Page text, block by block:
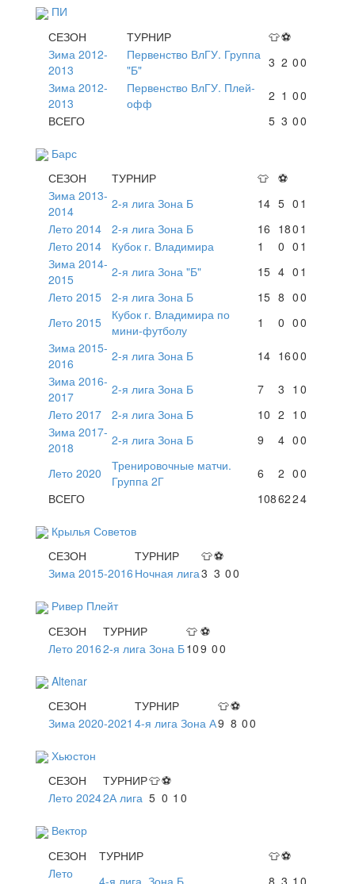
ПИ
СЕЗОН
ТУРНИР 👕⚽
Зима 2012-
2013
Первенство ВлГУ. Группа
"Б"
3 2 00
Зима 2012-
2013
Первенство ВлГУ. Плей-
офф
2 1 00
ВСЕГО
5 3 00
Барс
СЕЗОН
ТУРНИР 👕 ⚽
Зима 2013-
2014
2-я лига Зона Б 14 5 0 1
Лето 2014
2-я лига Зона Б 16 180 1
Лето 2014
Кубок г. Владимира 1 0 0 1
Зима 2014-
2015
2-я лига Зона "Б" 15 4 0 1
Лето 2015
2-я лига Зона Б 15 8 00
Лето 2015
Кубок г. Владимира по
мини-футболу
1 0 00
Зима 2015-
2016
2-я лига Зона Б 14 1600
Зима 2016-
2017
2-я лига Зона Б 7 3 1 0
Лето 2017
2-я лига Зона Б 10 2 1 0
Зима 2017-
2018
2-я лига Зона Б 9 4 00
Лето 2020
Тренировочные матчи.
Группа 2Г
6 2 00
ВСЕГО
1086224
Крылья Советов
СЕЗОН
ТУРНИР 👕⚽
Зима 2015-2016 Ночная лига3 3 00
Ривер Плейт
СЕЗОН
ТУРНИР 👕 ⚽
Лето 20162-я лига Зона Б109 00
Altenar
СЕЗОН
ТУРНИР 👕⚽
Зима 2020-2021 4-я лига Зона А9 8 00
Хьюстон
СЕЗОН
ТУРНИР👕⚽
Лето 20242А лига 5 0 1 0
Вектор
СЕЗОН
ТУРНИР 👕⚽
Лето
4-я лига. Зона Б 8 3 1 0